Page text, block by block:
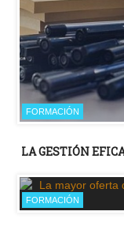
FORMACIÓN
LA GESTIÓN
FORMACIÓN